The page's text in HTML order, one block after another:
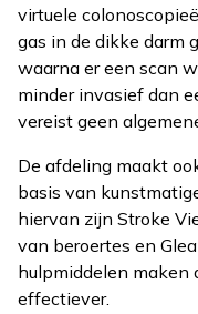
virtuele
gas in de dikke darm
waarna er een scan
minder invasief dan
vereist geen
De afdeling maakt
basis van
hiervan zijn Stroke
van beroertes en
hulpmiddelen maken
effectiever.